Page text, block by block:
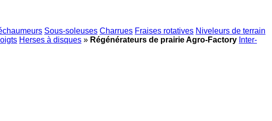
Sous-soleuses Charrues Fraises rotatives Niveleurs de terrain
Herses à disques » Régénérateurs de prairie Agro-Factory Inter-